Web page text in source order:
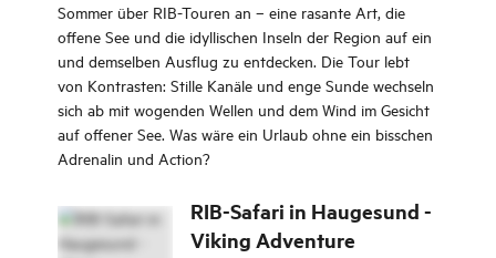
Sommer über RIB-Touren an – eine rasante Art, die
offene See und die idyllischen Inseln der Region auf ein
und demselben Ausflug zu entdecken. Die Tour lebt
von Kontrasten: Stille Kanäle und enge Sunde wechseln
sich ab mit wogenden Wellen und dem Wind im Gesicht
auf offener See. Was wäre ein Urlaub ohne ein bisschen
Adrenalin und Action?
RIB-Safari in Haugesund -
Viking Adventure